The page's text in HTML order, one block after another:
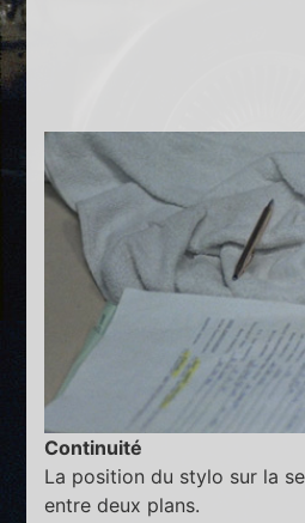
Continuité
La position du stylo sur la
entre deux plans.